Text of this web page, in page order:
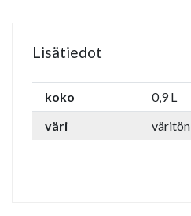
Lisätiedot
koko
0,9 L
väri
väritön